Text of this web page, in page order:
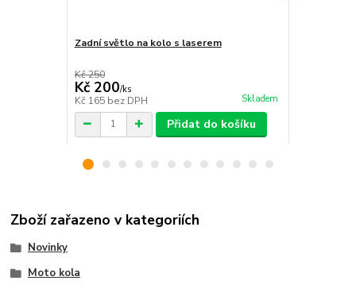
Zadní světlo na kolo s laserem
Kč 250
Kč 200/ks
Kč 165 bez DPH Skladem
Přidat do košíku
Zboží zařazeno v kategoriích
Novinky
Moto kola